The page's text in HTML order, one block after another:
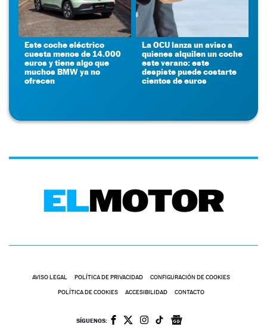
Este coche eléctrico
cuesta menos de 14.000
euros y tiene algo que
muchos BMW ya no
ofrecen
La OCU lanza un aviso a
quienes alquilen un coche
este verano: este
despiste puede costarte
cientos de euros
AVISO LEGAL POLÍTICA DE PRIVACIDAD CONFIGURACIÓN DE COOKIES
POLÍTICA DE COOKIES ACCESIBILIDAD CONTACTO
SÍGUENOS: